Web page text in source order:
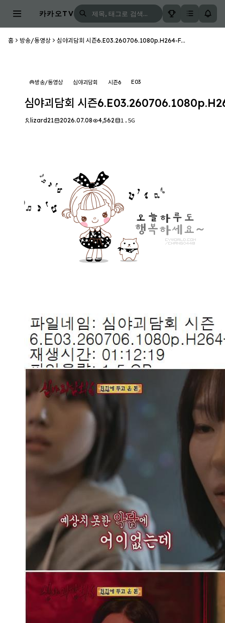
카카오TV
홈 방송/동영상 심야괴담회 시즌6.E03.260706.1080p.H264-F...
방송/동영상 심야괴담회 시즌6 E03
심야괴담회 시즌
lizard21 2026.07.08 4,562 1.5G